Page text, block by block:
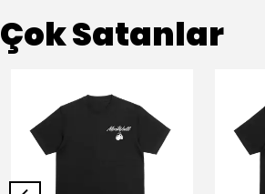
Çok Satanlar